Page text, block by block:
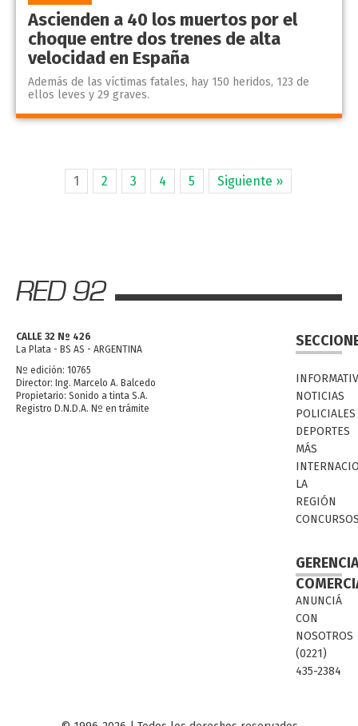
Ascienden a 40 los muertos por el
choque entre dos trenes de alta
velocidad en España
Además de las víctimas fatales, hay 150 heridos, 123 de
ellos leves y 29 graves.
1 2 3 4 5 Siguiente »
CALLE 32 Nº 426
La Plata - BS AS - ARGENTINA
Nº edición: 10765
Director: Ing. Marcelo A. Balcedo
Propietario: Sonido a tinta S.A.
Registro D.N.D.A. Nº en trámite
NOTICIAS
POLICIALES
DEPORTES
MÁS
LA
REGIÓN
ANUNCIÁ
CON
NOSOTROS
(0221)
435-2384